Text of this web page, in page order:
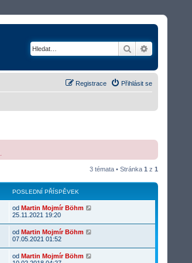
Hledat
Přihlásit se
Registrace
3 témata • Stránka 1 z 1
POSLEDNÍ PŘÍSPĚVEK
od Martin Mojmír Böhm
25.11.2021 19:20
od Martin Mojmír Böhm
07.05.2021 01:52
od Martin Mojmír Böhm